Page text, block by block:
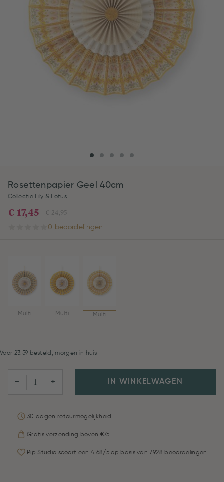
Rosettenpapier Geel 40cm
Collectie Lily & Lotus
€ 24,95
€ 17,45
0 beoordelingen
Multi Multi Multi
Voor 23:59 besteld, morgen in huis
− + IN WINKELWAGEN
30 dagen retourmogelijkheid
Gratis verzending boven €75
Pip Studio scoort een 4.68/5 op basis van 7.928 beoordelingen